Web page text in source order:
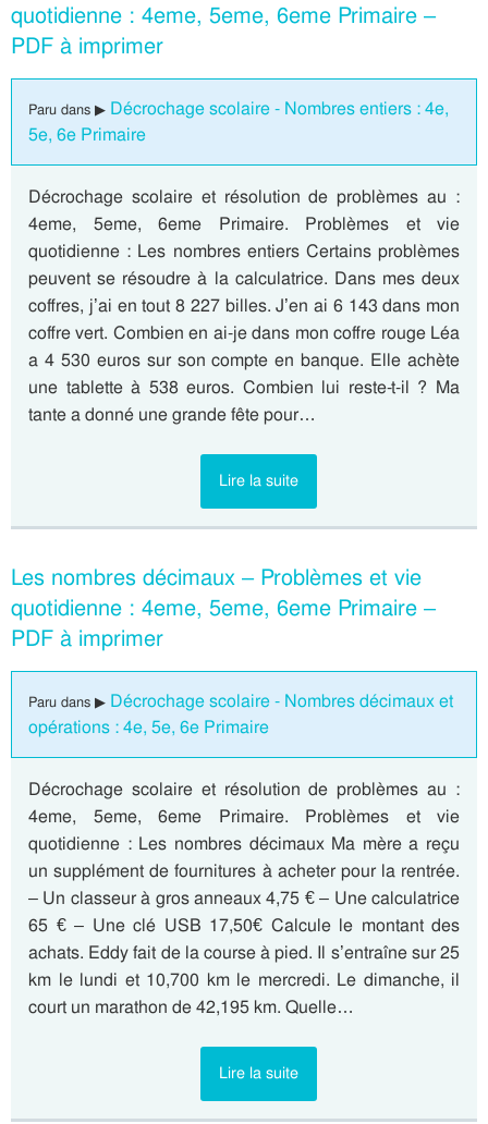
quotidienne : 4eme, 5eme, 6eme Primaire –
PDF à imprimer
Paru dans ▶ Décrochage scolaire - Nombres entiers : 4e,
5e, 6e Primaire
Décrochage scolaire et résolution de problèmes au :
4eme, 5eme, 6eme Primaire. Problèmes et vie
quotidienne : Les nombres entiers Certains problèmes
peuvent se résoudre à la calculatrice. Dans mes deux
coffres, j’ai en tout 8 227 billes. J’en ai 6 143 dans mon
coffre vert. Combien en ai-je dans mon coffre rouge Léa
a 4 530 euros sur son compte en banque. Elle achète
une tablette à 538 euros. Combien lui reste-t-il ? Ma
tante a donné une grande fête pour…
Lire la suite
Les nombres décimaux – Problèmes et vie
quotidienne : 4eme, 5eme, 6eme Primaire –
PDF à imprimer
Paru dans ▶ Décrochage scolaire - Nombres décimaux et
opérations : 4e, 5e, 6e Primaire
Décrochage scolaire et résolution de problèmes au :
4eme, 5eme, 6eme Primaire. Problèmes et vie
quotidienne : Les nombres décimaux Ma mère a reçu
un supplément de fournitures à acheter pour la rentrée.
– Un classeur à gros anneaux 4,75 € – Une calculatrice
65 € – Une clé USB 17,50€ Calcule le montant des
achats. Eddy fait de la course à pied. Il s’entraîne sur 25
km le lundi et 10,700 km le mercredi. Le dimanche, il
court un marathon de 42,195 km. Quelle…
Lire la suite